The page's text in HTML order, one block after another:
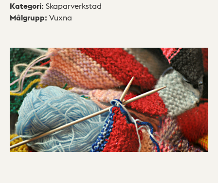
Kategori: Skaparverkstad
Målgrupp: Vuxna